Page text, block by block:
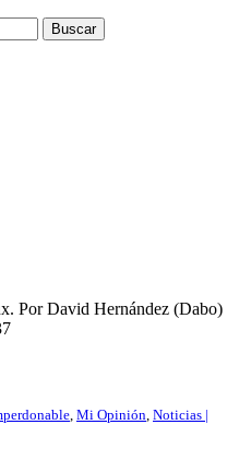
Por David Hernández (Dabo)
, Mi Opinión, Noticias |